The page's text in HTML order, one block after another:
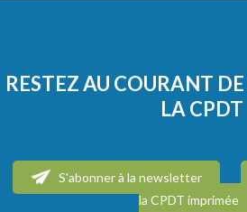
RESTEZ AU COURANT
LA CPDT
S'abonner à la newsletter
la CPDT imprimée